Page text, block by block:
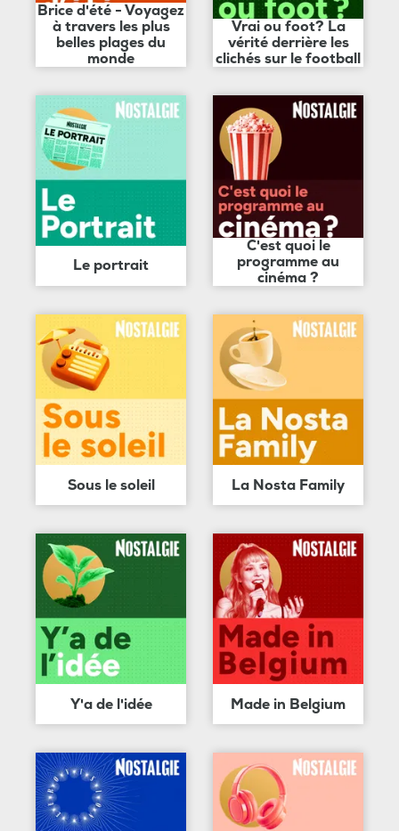
Brice d'été - Voyagez
à travers les plus
belles plages du
monde
Vrai ou foot? La
vérité derrière les
clichés sur le football
Le portrait
C'est quoi le
programme au
cinéma ?
Sous le soleil La Nosta Family
Y'a de l'idée Made in Belgium